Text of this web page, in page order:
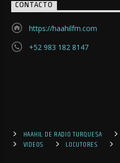
CONTACTO
https://haahilfm.com
+52 983 182 8147
HAAHIL DE RADIO TURQUESA
VIDEOS
LOCUTORES